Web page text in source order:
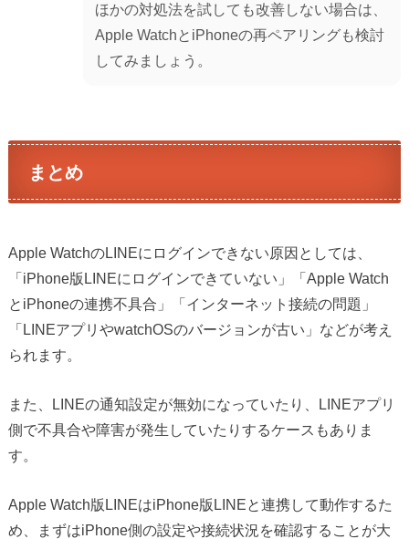
ほかの対処法を試しても改善しない場合は、
Apple WatchとiPhoneの再ペアリングも検討
してみましょう。
まとめ
Apple WatchのLINEにログインできない原因としては、
「iPhone版LINEにログインできていない」「Apple Watch
とiPhoneの連携不具合」「インターネット接続の問題」
「LINEアプリやwatchOSのバージョンが古い」などが考え
られます。
また、LINEの通知設定が無効になっていたり、LINEアプリ
側で不具合や障害が発生していたりするケースもありま
す。
Apple Watch版LINEはiPhone版LINEと連携して動作するた
め、まずはiPhone側の設定や接続状況を確認することが大